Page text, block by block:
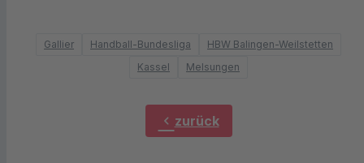
Gallier Handball-Bundesliga
HBW Balingen-Weilstetten
Kassel
Melsungen
chevron_left zurück